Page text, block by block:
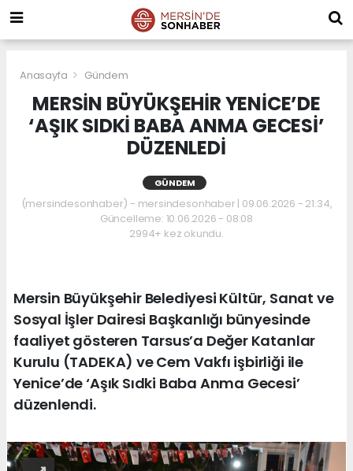
Anasayfa Gündem
MERSİN BÜYÜKŞEHİR YENİCE’DE
‘AŞIK SIDKİ BABA ANMA GECESİ’
DÜZENLEDİ
GÜNDEM
(mersindesonhaber) - mersindesonhaber | 09.06.2026 - 21:34,
Güncelleme: 10.06.2026 - 08:08
2994+ kez okundu.
Mersin Büyükşehir Belediyesi Kültür, Sanat ve
Sosyal İşler Dairesi Başkanlığı bünyesinde
faaliyet gösteren Tarsus’a Değer Katanlar
Kurulu (TADEKA) ve Cem Vakfı işbirliği ile
Yenice’de ‘Aşık Sıdki Baba Anma Gecesi’
düzenlendi.